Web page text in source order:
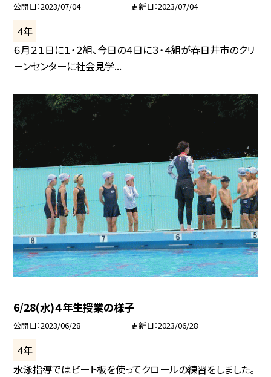
公開日 2023/07/04 更新日 2023/07/04
４年
６月２１日に１・２組、今日の４日に３・４組が春日井市のクリ
ーンセンターに社会見学...
6/28(水)４年生授業の様子
公開日 2023/06/28 更新日 2023/06/28
４年
水泳指導ではビート板を使ってクロールの練習をしました。